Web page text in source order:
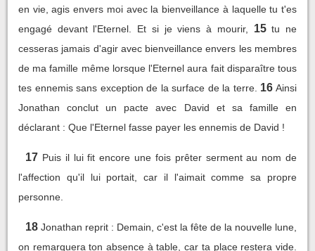
en vie, agis envers moi avec la bienveillance à laquelle tu t'es
engagé devant l'Eternel. Et si je viens à mourir,
15 tu ne
cesseras jamais d'agir avec bienveillance envers les membres
de ma famille même lorsque l'Eternel aura fait disparaître tous
tes ennemis sans exception de la surface de la terre. 16 Ainsi
Jonathan conclut un pacte avec David et sa famille en
déclarant : Que l'Eternel fasse payer les ennemis de David !
17 Puis il lui fit encore une fois prêter serment au nom de
l'affection qu'il lui portait, car il l'aimait comme sa propre
personne.
18 Jonathan reprit : Demain, c'est la fête de la nouvelle lune,
on remarquera ton absence à table, car ta place restera vide.